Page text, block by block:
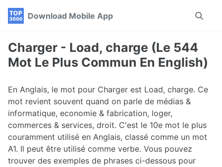
Skip
navigation
Skip
Skip
Download Mobile App
Toggle
Charger - Load, charge (Le 544
Mot Le Plus Commun En English)
En Anglais, le mot pour Charger est Load, charge. Ce
mot revient souvent quand on parle de médias &
informatique, economie & fabrication, loger,
commerces & services, droit. C'est le 10e mot le plus
couramment utilisé en Anglais, classé comme un mot
A1. Il peut être utilisé comme verbe. Vous pouvez
trouver des exemples de phrases ci-dessous pour